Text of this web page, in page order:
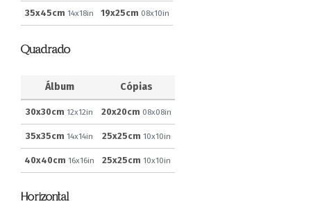
35x45cm 14x18in 19x25cm 08x10in
Quadrado
Álbum Cópias
30x30cm 12x12in 20x20cm 08x08in
35x35cm 14x14in 25x25cm 10x10in
40x40cm 16x16in 25x25cm 10x10in
Horizontal